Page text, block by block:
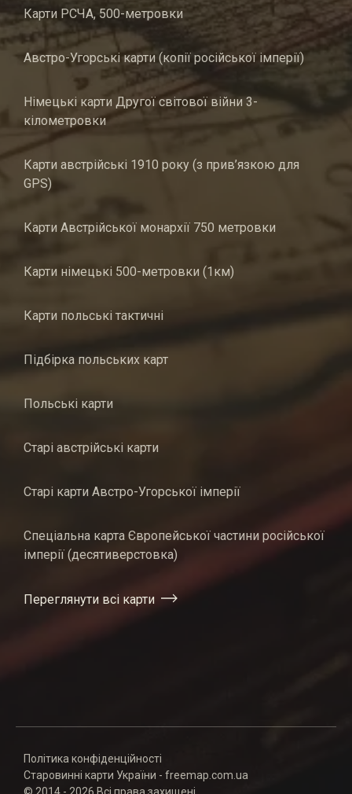
Карти РСЧА, 500-метровки
Австро-Угорські карти (копії російської імперії)
Німецькі карти Другої світової війни 3-
кілометровки
Карти австрійські 1910 року (з прив’язкою для
GPS)
Карти Австрійської монархії 750 метровки
Карти німецькі 500-метровки (1км)
Карти польські тактичні
Підбірка польських карт
Польські карти
Старі австрійські карти
Старі карти Австро-Угорської імперії
Спеціальна карта Європейської частини російської
імперії (десятиверстовка)
Переглянути всі карти
Політика конфіденційності
Старовинні карти України - freemap.com.ua